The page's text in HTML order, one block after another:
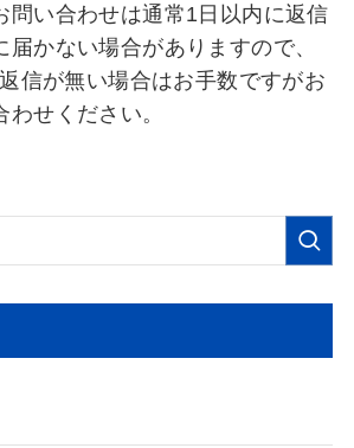
問い合わせは通常1日以内に返信
届かない場合がありますので、
信が無い場合はお手数ですがお
せください。